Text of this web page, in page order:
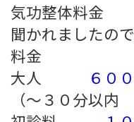
気功整体料金
聞かれましたの
料金
大人
６０
（～３０分以内